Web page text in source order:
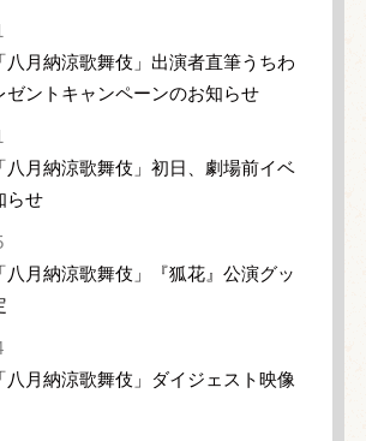
八月納涼歌舞伎」出演者直筆うちわ
ゼントキャンペーンのお知らせ
八月納涼歌舞伎」初日、劇場前イベ
らせ
八月納涼歌舞伎」『狐花』公演グッ
八月納涼歌舞伎」ダイジェスト映像